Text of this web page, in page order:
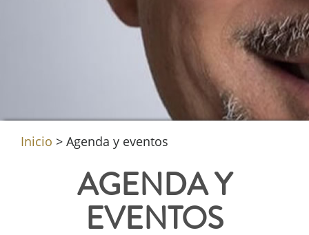
Inicio > Agenda y eventos
AGENDA Y
EVENTOS